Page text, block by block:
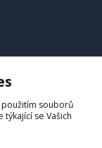
použitím souborů
se Vašich